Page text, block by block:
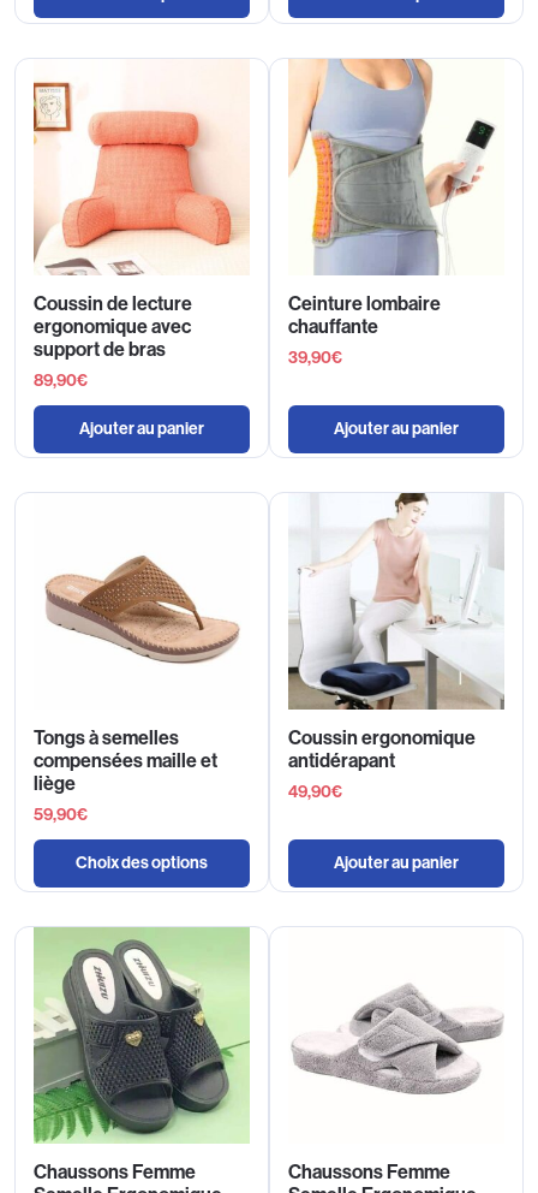
Coussin de lecture
ergonomique avec
support de bras
89,90€
Ajouter au panier
Ceinture lombaire
chauffante
39,90€
Ajouter au panier
Tongs à semelles
compensées maille et
liège
59,90€
Choix des options
Coussin ergonomique
antidérapant
49,90€
Ajouter au panier
Chaussons Femme
Chaussons Femme